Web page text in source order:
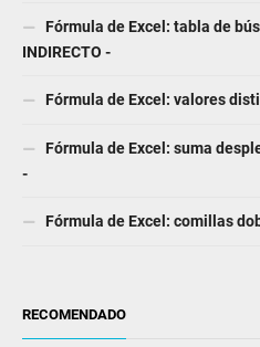
Fórmula de Excel: tabla de
INDIRECTO -
Fórmula de Excel: valores
Fórmula de Excel: suma
-
Fórmula de Excel: comillas
RECOMENDADO